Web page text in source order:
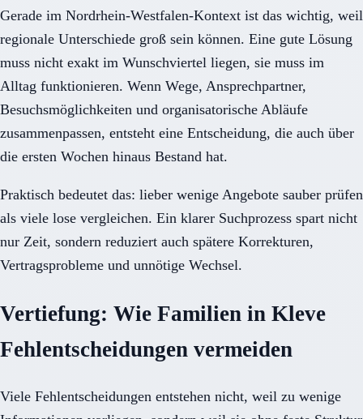
Gerade im Nordrhein-Westfalen-Kontext ist das wichtig, weil
regionale Unterschiede groß sein können. Eine gute Lösung
muss nicht exakt im Wunschviertel liegen, sie muss im
Alltag funktionieren. Wenn Wege, Ansprechpartner,
Besuchsmöglichkeiten und organisatorische Abläufe
zusammenpassen, entsteht eine Entscheidung, die auch über
die ersten Wochen hinaus Bestand hat.
Praktisch bedeutet das: lieber wenige Angebote sauber prüfen
als viele lose vergleichen. Ein klarer Suchprozess spart nicht
nur Zeit, sondern reduziert auch spätere Korrekturen,
Vertragsprobleme und unnötige Wechsel.
Vertiefung: Wie Familien in Kleve
Fehlentscheidungen vermeiden
Viele Fehlentscheidungen entstehen nicht, weil zu wenige